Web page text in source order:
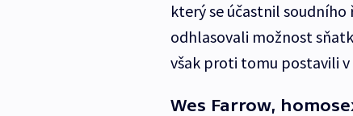
který se účastnil
odhlasovali možnost
však proti tomu postavili
Wes Farrow,